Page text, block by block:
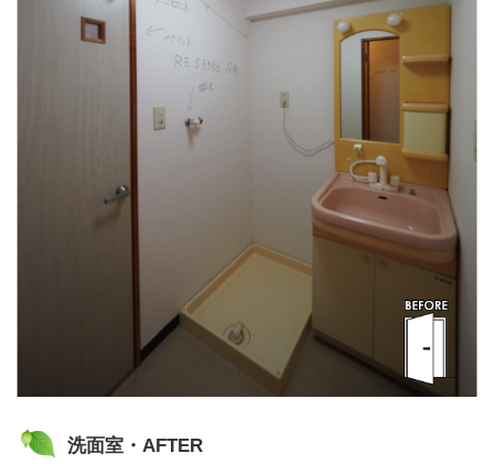
洗面室・AFTER